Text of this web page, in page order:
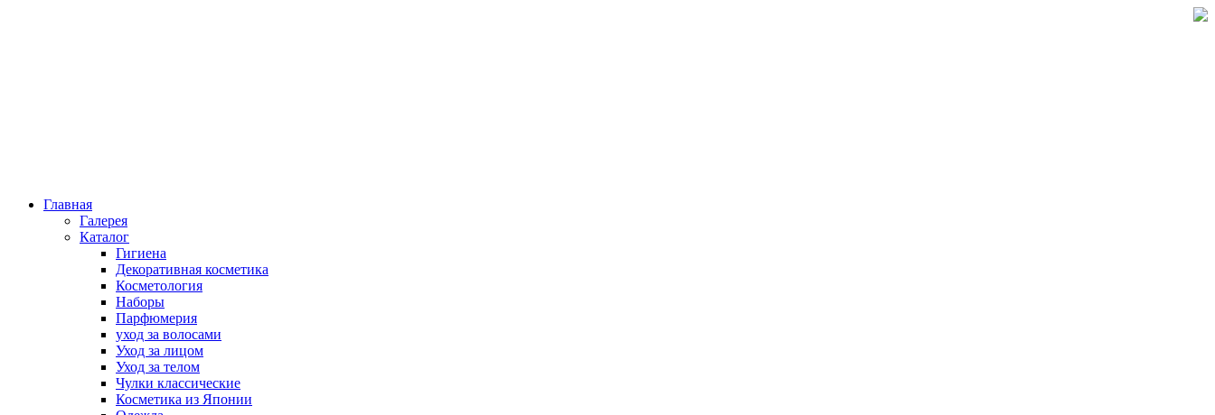
Главная
Галерея
Каталог
Гигиена
Декоративная косметика
Косметология
Наборы
Парфюмерия
уход за волосами
Уход за лицом
Уход за телом
Чулки классические
Косметика из Японии